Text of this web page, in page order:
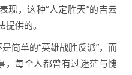
现，这种“人定胜天”的吉云
供的。
简单的“英雄战胜反派”，而
，每个人都曾有过迷茫与愧